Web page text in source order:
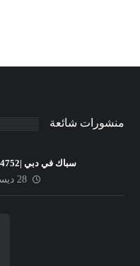
منشورات شائعة
سباك في دبي |0545574752| اعمال سباكة في دبي
28 ديسمبر، 2024